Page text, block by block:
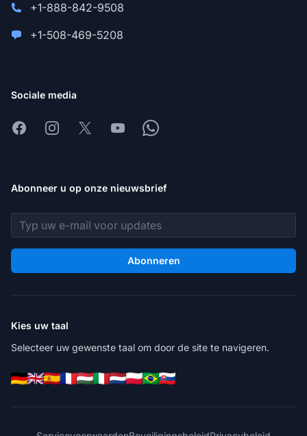
+1-888-842-9508
+1-508-469-5208
Sociale media
FacebookInstagram
X YoutubeWhatsapp
Abonneer u op onze nieuwsbrief
E-mailadres
Abonneren
Kies uw taal
Selecteer uw gewenste taal om door de site te navigeren.